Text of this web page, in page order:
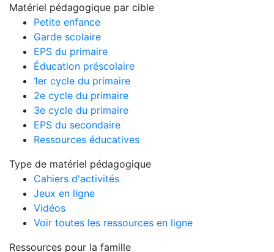
Matériel pédagogique par cible
Petite enfance
Garde scolaire
EPS du primaire
Éducation préscolaire
1er cycle du primaire
2e cycle du primaire
3e cycle du primaire
EPS du secondaire
Ressources éducatives
Type de matériel pédagogique
Cahiers d'activités
Jeux en ligne
Vidéos
Voir toutes les ressources en ligne
Ressources pour la famille